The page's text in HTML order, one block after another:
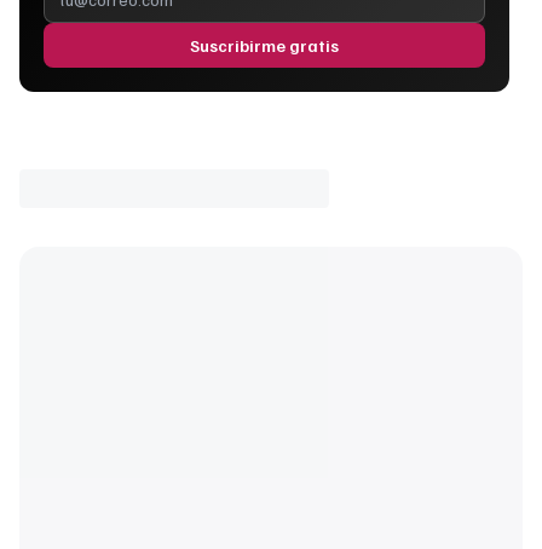
Suscribirme gratis